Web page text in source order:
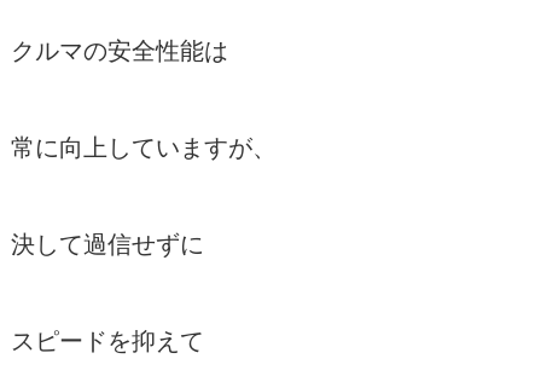
クルマの安全性能は
常に向上していますが、
決して過信せずに
スピードを抑えて